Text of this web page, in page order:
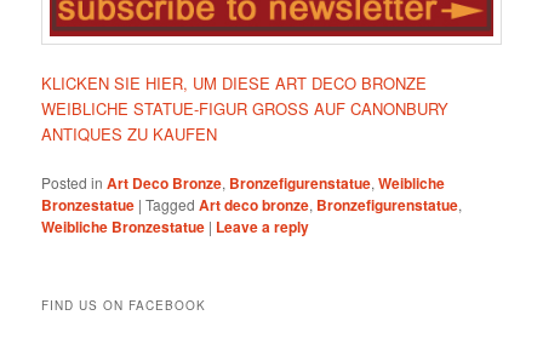
KLICKEN SIE HIER, UM DIESE ART DECO BRONZE
WEIBLICHE STATUE-FIGUR GROSS AUF CANONBURY
ANTIQUES ZU KAUFEN
Posted in Art Deco Bronze, Bronzefigurenstatue,Weibliche
Bronzestatue |Tagged Art deco bronze, Bronzefigurenstatue,
Weibliche Bronzestatue | Leave a reply
FIND US ON FACEBOOK